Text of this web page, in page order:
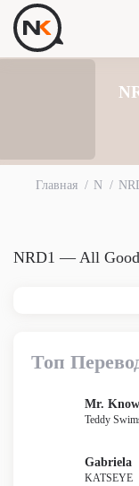
Главная N
NRD1 — All Good
Топ
Mr.
Teddy
Gabriela
KATSEYE